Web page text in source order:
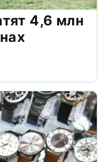
4,6 млн